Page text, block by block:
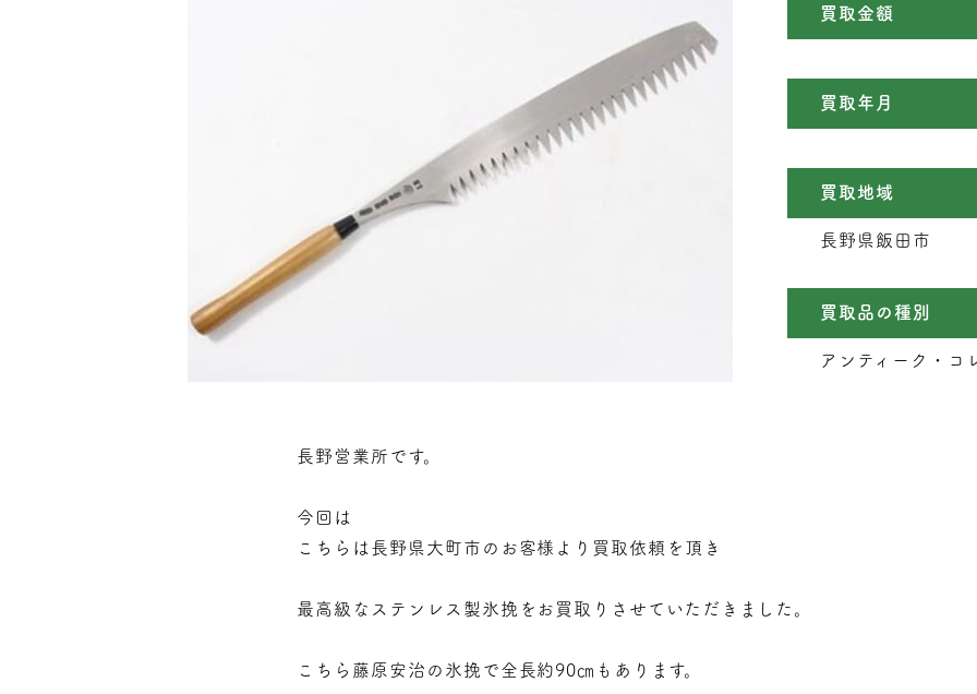
買取金額
買取年月
買取地域
長野県飯田市
買取品の種別
アンティーク・コ
長野営業所です。
今回は
こちらは長野県大町市のお客様より買取依頼を頂き
最高級なステンレス製氷挽をお買取りさせていただきました。
こちら藤原安治の氷挽で全長約90㎝もあります。